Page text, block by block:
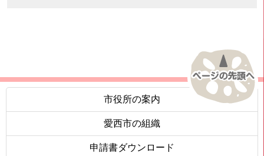
市役所の案内
愛西市の組織
申請書ダウンロード